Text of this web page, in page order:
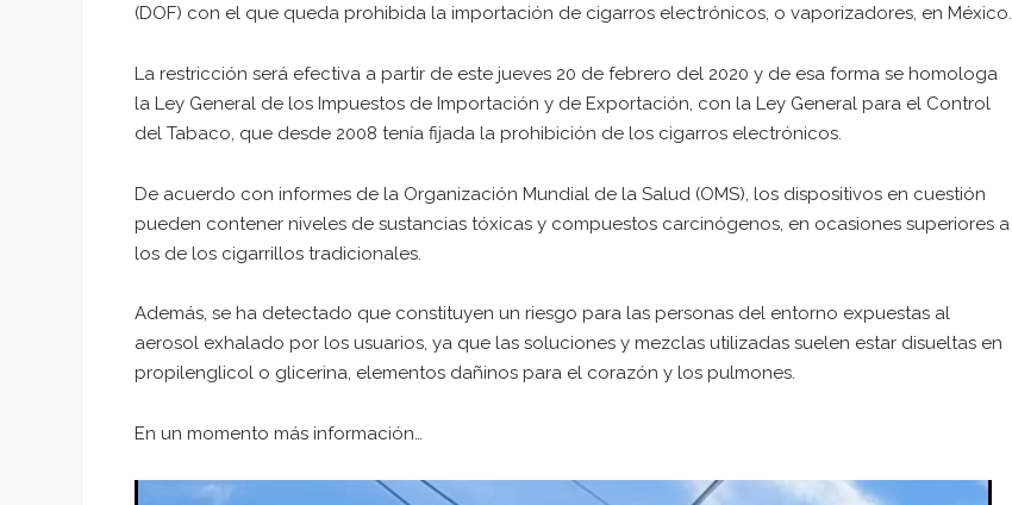
(DOF) con el que queda prohibida la importación de cigarros electrónicos, o vaporizadores, en México.
La restricción será efectiva a partir de este jueves 20 de febrero del 2020 y de esa forma se homologa
la Ley General de los Impuestos de Importación y de Exportación, con la Ley General para el Control
del Tabaco, que desde 2008 tenía fijada la prohibición de los cigarros electrónicos.
De acuerdo con informes de la Organización Mundial de la Salud (OMS), los dispositivos en cuestión
pueden contener niveles de sustancias tóxicas y compuestos carcinógenos, en ocasiones superiores a
los de los cigarrillos tradicionales.
Además, se ha detectado que constituyen un riesgo para las personas del entorno expuestas al
aerosol exhalado por los usuarios, ya que las soluciones y mezclas utilizadas suelen estar disueltas en
propilenglicol o glicerina, elementos dañinos para el corazón y los pulmones.
En un momento más información…
Reproductor